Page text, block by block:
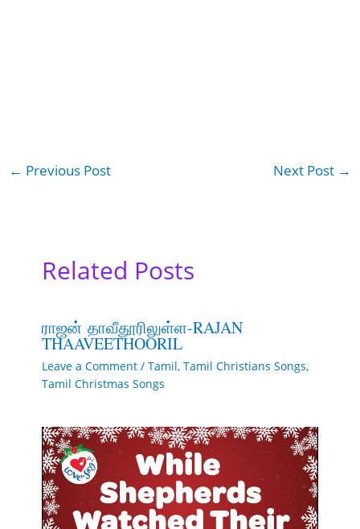
← Previous Post Next Post →
Related Posts
ராஜன் தாவீதூரிலுள்ள-RAJAN
THAAVEETHOORIL
Leave a Comment / Tamil, Tamil Christians Songs,
Tamil Christmas Songs